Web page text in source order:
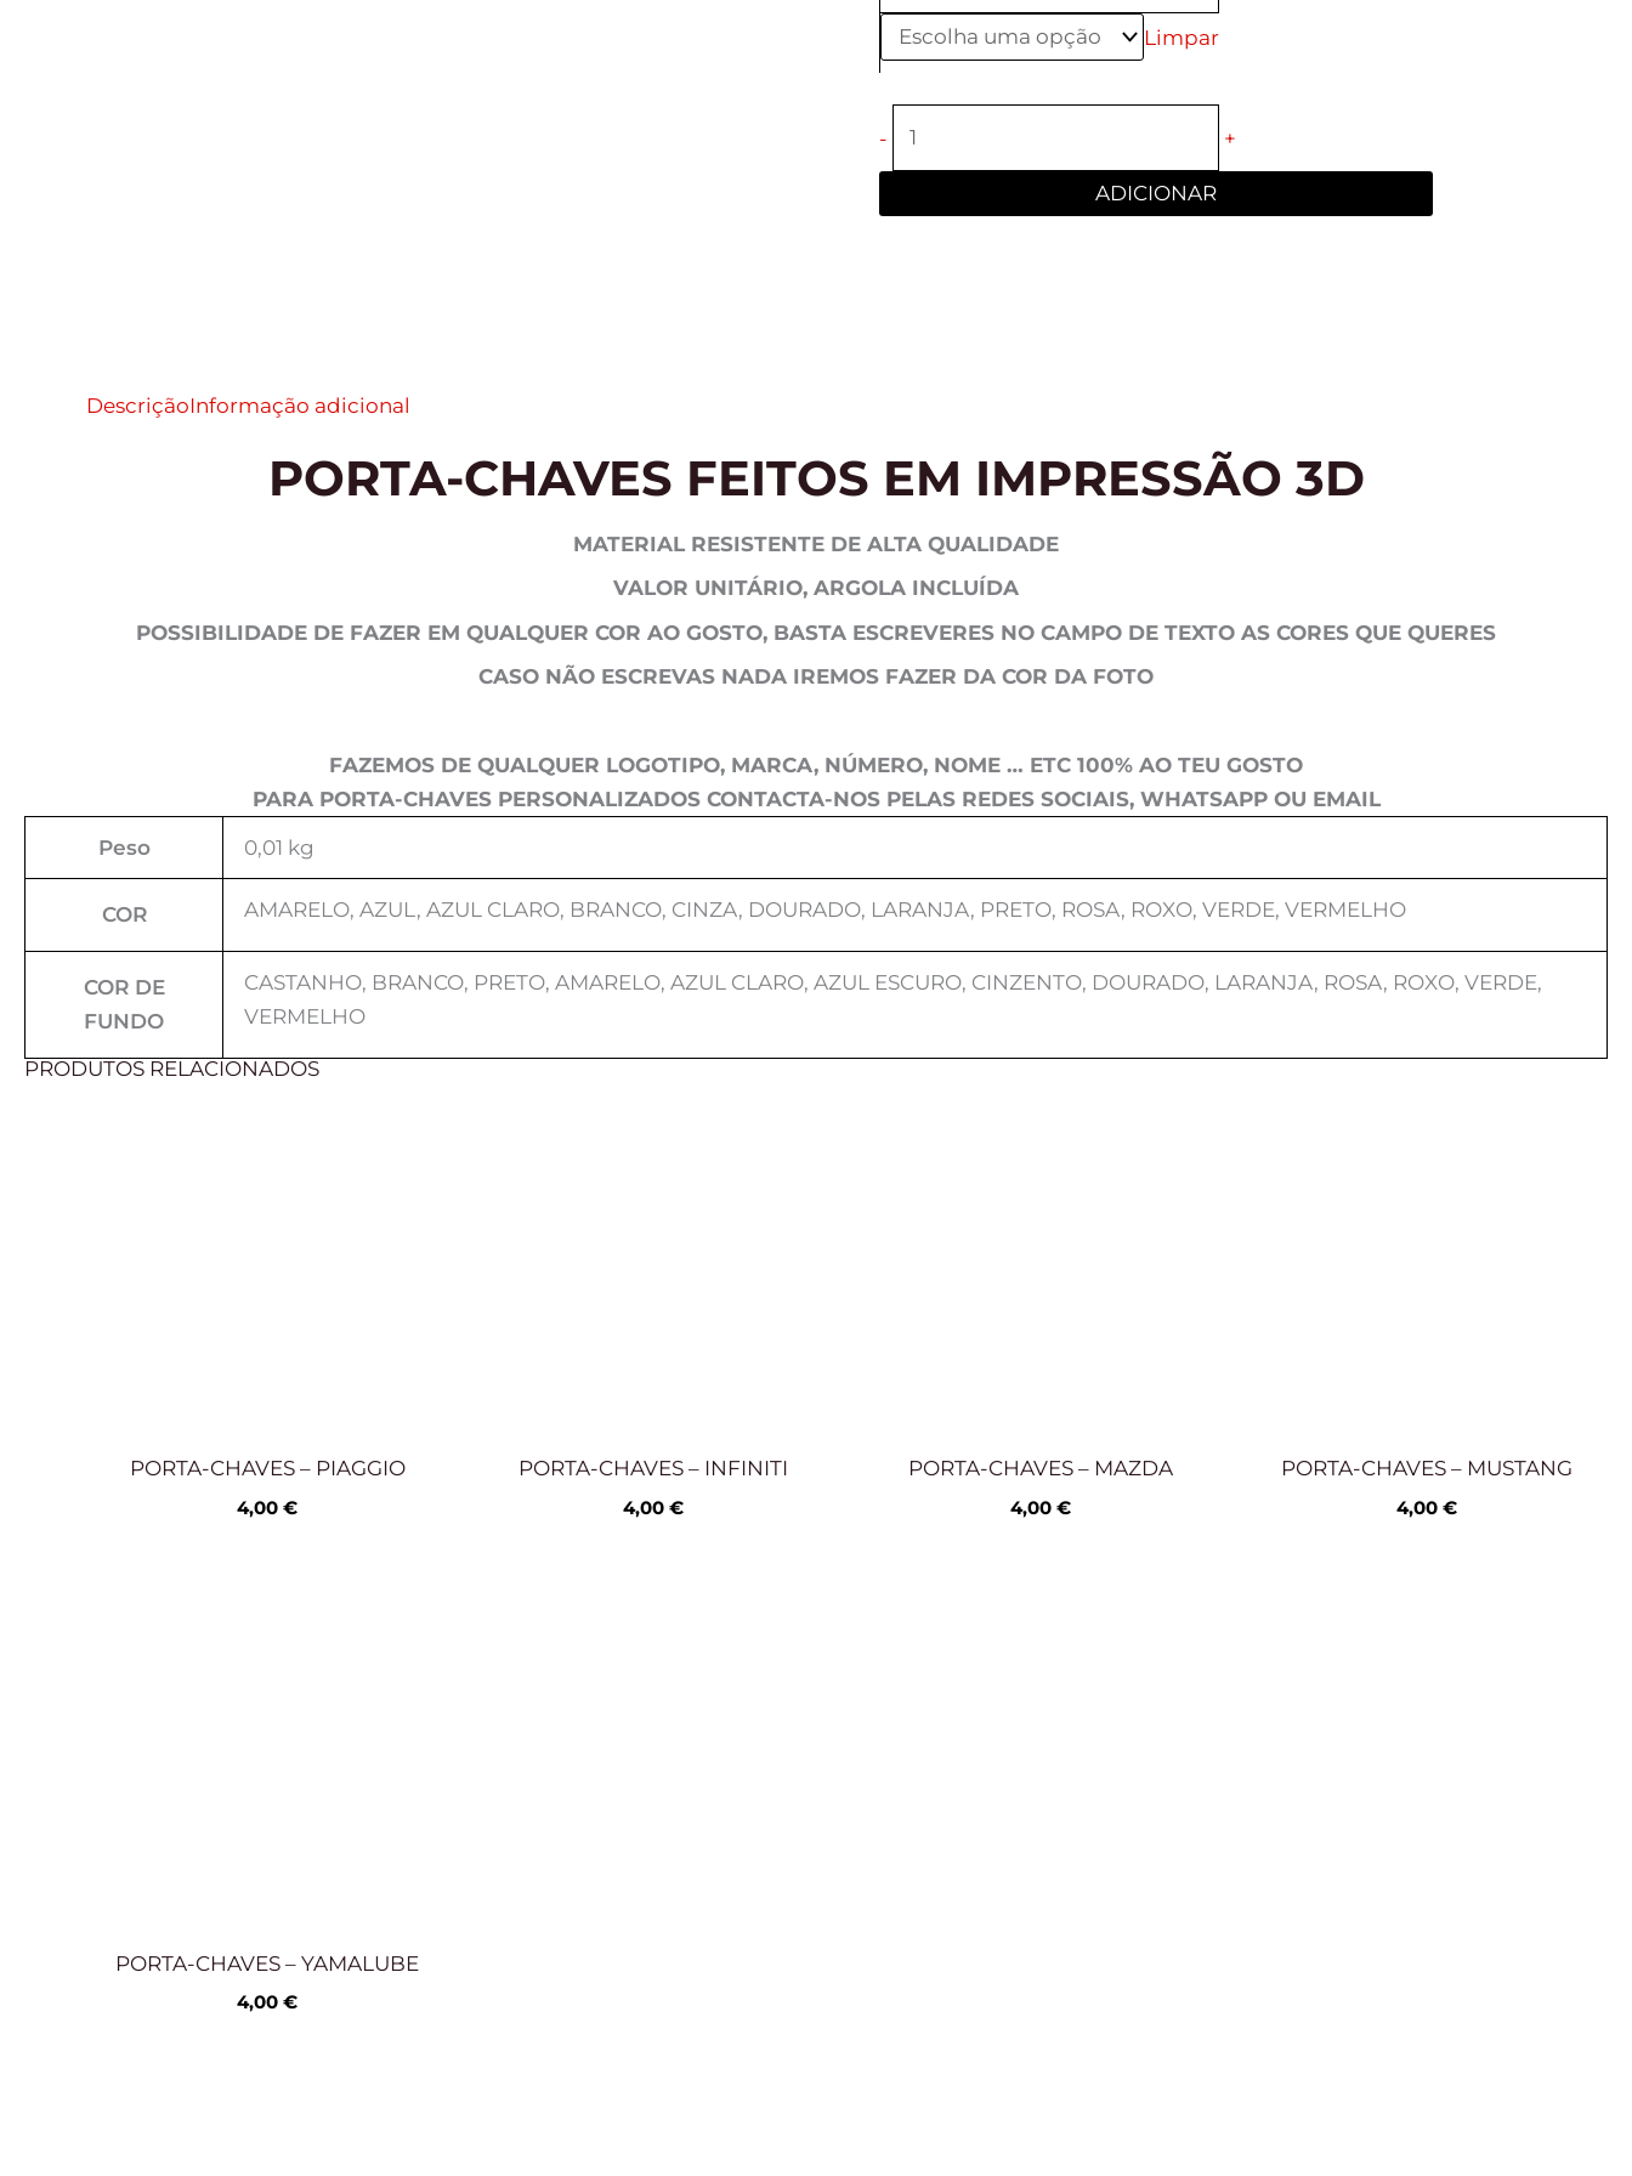
Limpar
- +
ADICIONAR
DescriçãoInformação adicional
PORTA-CHAVES FEITOS EM IMPRESSÃO 3D
MATERIAL RESISTENTE DE ALTA QUALIDADE
VALOR UNITÁRIO, ARGOLA INCLUÍDA
POSSIBILIDADE DE FAZER EM QUALQUER COR AO GOSTO, BASTA ESCREVERES NO CAMPO DE TEXTO AS CORES QUE QUERES
CASO NÃO ESCREVAS NADA IREMOS FAZER DA COR DA FOTO
FAZEMOS DE QUALQUER LOGOTIPO, MARCA, NÚMERO, NOME … ETC 100% AO TEU GOSTO
PARA PORTA-CHAVES PERSONALIZADOS CONTACTA-NOS PELAS REDES SOCIAIS, WHATSAPP OU EMAIL
Peso
0,01 kg
COR AMARELO, AZUL, AZUL CLARO, BRANCO, CINZA, DOURADO, LARANJA, PRETO, ROSA, ROXO, VERDE, VERMELHO
COR DE
FUNDO
CASTANHO, BRANCO, PRETO, AMARELO, AZUL CLARO, AZUL ESCURO, CINZENTO, DOURADO, LARANJA, ROSA, ROXO, VERDE,
VERMELHO
PRODUTOS RELACIONADOS
PORTA-CHAVES – PIAGGIO
4,00€
PORTA-CHAVES – INFINITI
4,00€
PORTA-CHAVES – MAZDA
4,00 €
PORTA-CHAVES – MUSTANG
4,00 €
PORTA-CHAVES – YAMALUBE
4,00€